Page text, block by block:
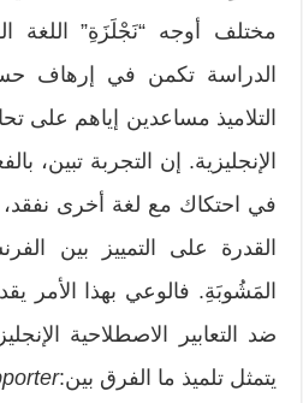
مختلف أوجه “نَجْلَزَةِ” اللغة
الدراسة تكمن في إرهاف حس
التلاميذ مساعدين إياهم على
الإنجليزية. إن التجربة تبين،
في احتكاك مع لغة أخرى
القدرة على التمييز بين
المَشُوبَةِ. فالوعي بهذا الأمر
ضد التعابير الاصطلاحية
يتمثل تلميذ ما الفرق بين: